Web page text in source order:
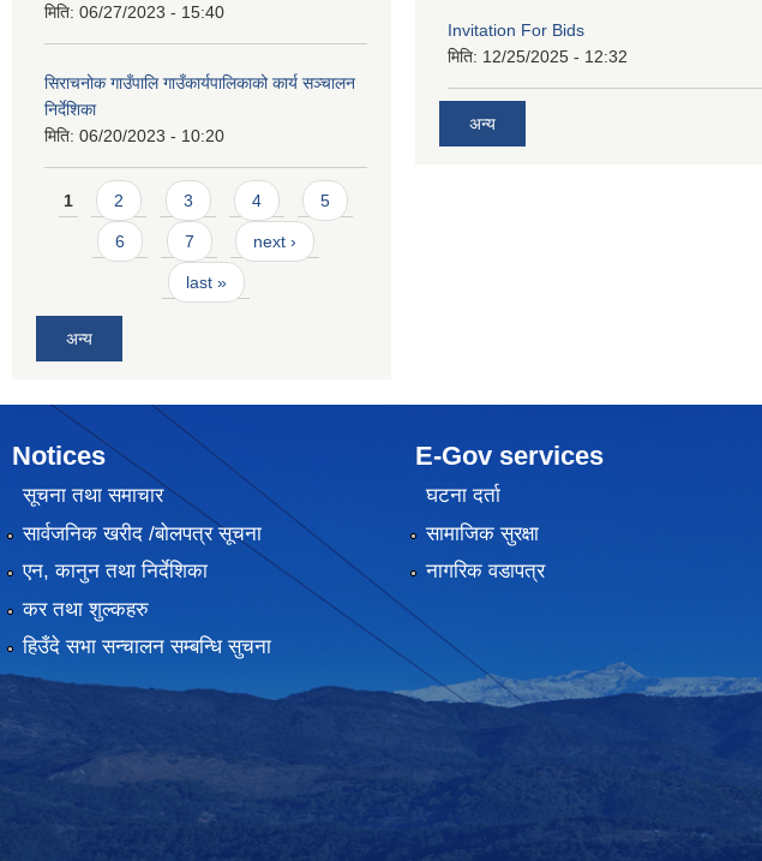
मिति: 06/27/2023 - 15:40
सिराचनोक गाउँपालि गाउँकार्यपालिकाको कार्य सञ्चालन
निर्देशिका
मिति: 06/20/2023 - 10:20
Pages
1 2 3 4 5
6 7 next ›
last »
अन्य
Invitation For Bids
मिति: 12/25/2025 - 12:32
अन्य
Notices
सूचना तथा समाचार
सार्वजनिक खरीद /बोलपत्र सूचना
एन, कानुन तथा निर्देशिका
कर तथा शुल्कहरु
हिउँदे सभा सन्चालन सम्बन्धि सुचना
E-Gov services
घटना दर्ता
सामाजिक सुरक्षा
नागरिक वडापत्र